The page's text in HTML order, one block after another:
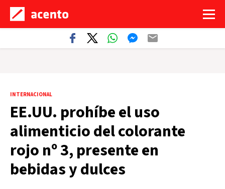
INTERNACIONAL
EE.UU. prohíbe el uso
alimenticio del colorante
rojo nº 3, presente en
bebidas y dulces